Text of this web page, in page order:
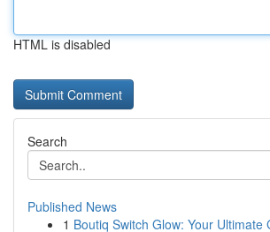
HTML is disabled
Search
Published News
1 Boutiq Switch Glow: Your Ultimate